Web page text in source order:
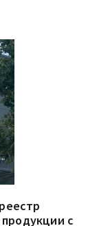
с